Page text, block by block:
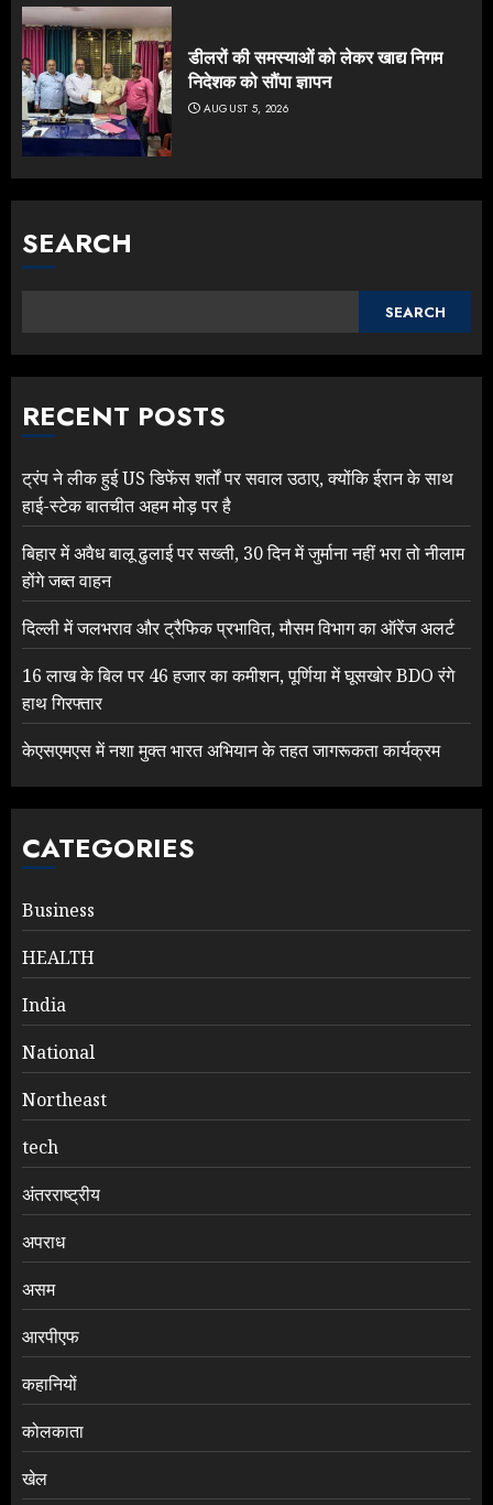
डीलरों की समस्याओं को लेकर खाद्य निगम
निदेशक को सौंपा ज्ञापन
AUGUST 5, 2026
SEARCH
SEARCH
RECENT POSTS
ट्रंप ने लीक हुई US डिफेंस शर्तों पर सवाल उठाए, क्योंकि ईरान के साथ
हाई-स्टेक बातचीत अहम मोड़ पर है
बिहार में अवैध बालू ढुलाई पर सख्ती, 30 दिन में जुर्माना नहीं भरा तो नीलाम
होंगे जब्त वाहन
दिल्ली में जलभराव और ट्रैफिक प्रभावित, मौसम विभाग का ऑरेंज अलर्ट
16 लाख के बिल पर 46 हजार का कमीशन, पूर्णिया में घूसखोर BDO रंगे
हाथ गिरफ्तार
केएसएमएस में नशा मुक्त भारत अभियान के तहत जागरूकता कार्यक्रम
CATEGORIES
Business
HEALTH
India
National
Northeast
tech
अंतरराष्ट्रीय
अपराध
असम
आरपीएफ
कहानियों
कोलकाता
खेल